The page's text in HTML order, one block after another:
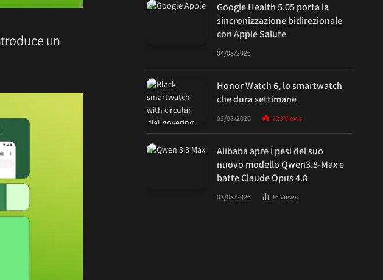
un
Google Health 5.05 porta la
sincronizzazione bidirezionale
con Apple Salute
04/08/2026
Honor Watch 6, lo smartwatch
che dura settimane
03/08/2026 223Views
Alibaba apre i pesi del suo
nuovo modello Qwen3.8-Max e
batte Claude Opus 4.8
03/08/2026 16Views